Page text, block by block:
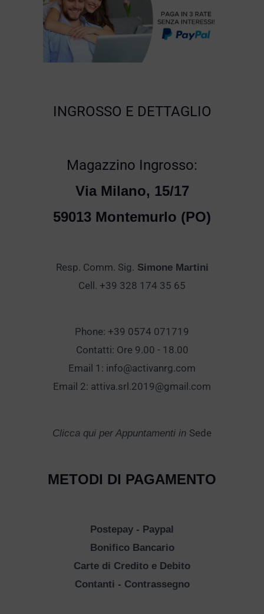
INGROSSO E DETTAGLIO
Magazzino Ingrosso:
Via Milano, 15/17
59013 Montemurlo (PO)
Resp. Comm. Sig. Simone Martini
Cell. +39 328 174 35 65
Phone: +39 0574 071719
Contatti: Ore 9.00 - 18.00
Email 1: info@activanrg.com
Email 2: attiva.srl.2019@gmail.com
Clicca qui per Appuntamenti in Sede
METODI DI PAGAMENTO
Postepay - Paypal
Bonifico Bancario
Carte di Credito e Debito
Contanti - Contrassegno